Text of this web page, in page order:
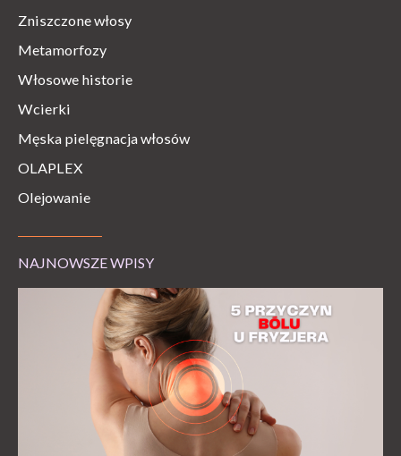
Zniszczone włosy
Metamorfozy
Włosowe historie
Wcierki
Męska pielęgnacja włosów
OLAPLEX
Olejowanie
NAJNOWSZE WPISY